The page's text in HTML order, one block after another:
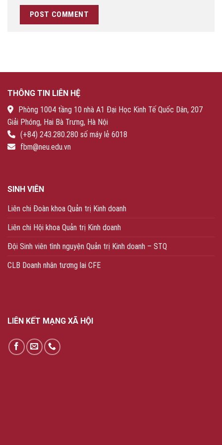
THÔNG TIN LIÊN HỆ
Phòng 1004 tầng 10 nhà A1 Đại Học Kinh Tế Quốc Dân, 207
Giải Phóng, Hai Bà Trưng, Hà Nội
(+84) 243.280.280 số máy lẻ 6018
fbm@neu.edu.vn
SINH VIÊN
Liên chi Đoàn khoa Quản trị Kinh doanh
Liên chi Hội khoa Quản trị Kinh doanh
Đội Sinh viên tình nguyện Quản trị Kinh doanh – STQ
CLB Doanh nhân tương lai CFE
LIÊN KẾT MẠNG XÃ HỘI